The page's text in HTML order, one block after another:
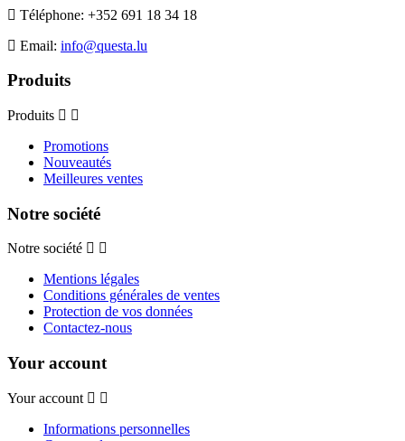
Téléphone: +352 691 18 34 18
Email: info@questa.lu
Produits
Produits
Promotions
Nouveautés
Meilleures ventes
Notre société
Notre société
Mentions légales
Conditions générales de ventes
Protection de vos données
Contactez-nous
Your account
Your account
Informations personnelles